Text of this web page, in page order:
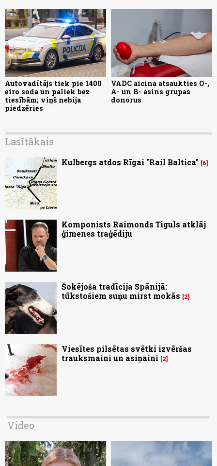
Autovadītājs tiek pie 1400
eiro soda un paliek bez
tiesībām; viņš nebija
piedzēries
VADC aicina atsaukties O-,
A- un B- asins grupas
donorus
Lasītākais
Kulbergs atdos Rīgai "Rail Baltica" 6
Komponists Raimonds Tiguls atklāj
ģimenes traģēdiju
Šokējoša tradīcija Spānijā:
tūkstošiem suņu mirst mokās
2
Viesītes pilsētas svētki izvēršas
trauksmaini un asiņaini
2
Video